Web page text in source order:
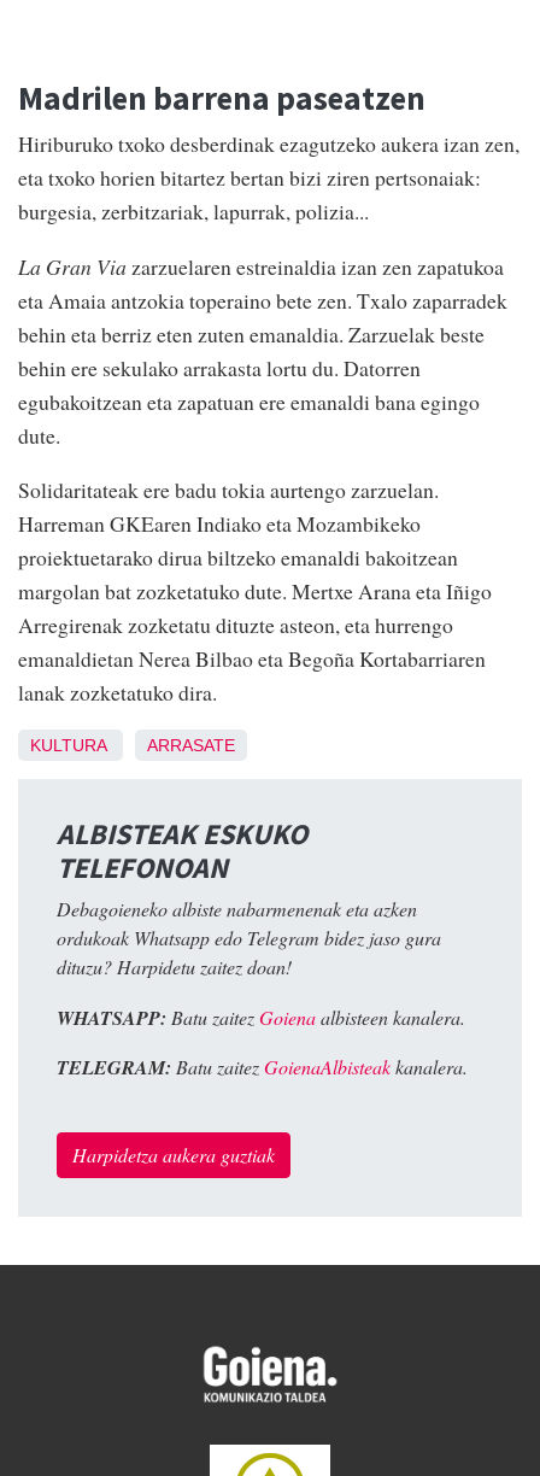
Madrilen barrena paseatzen
Hiriburuko txoko desberdinak ezagutzeko aukera izan zen,
eta txoko horien bitartez bertan bizi ziren pertsonaiak:
burgesia, zerbitzariak, lapurrak, polizia...
La Gran Via zarzuelaren estreinaldia izan zen zapatukoa
eta Amaia antzokia toperaino bete zen. Txalo zaparradek
behin eta berriz eten zuten emanaldia. Zarzuelak beste
behin ere sekulako arrakasta lortu du. Datorren
egubakoitzean eta zapatuan ere emanaldi bana egingo
dute.
Solidaritateak ere badu tokia aurtengo zarzuelan.
Harreman GKEaren Indiako eta Mozambikeko
proiektuetarako dirua biltzeko emanaldi bakoitzean
margolan bat zozketatuko dute. Mertxe Arana eta Iñigo
Arregirenak zozketatu dituzte asteon, eta hurrengo
emanaldietan Nerea Bilbao eta Begoña Kortabarriaren
lanak zozketatuko dira.
KULTURA ARRASATE
ALBISTEAK ESKUKO
TELEFONOAN
Debagoieneko albiste nabarmenenak eta azken
ordukoak Whatsapp edo Telegram bidez jaso gura
dituzu? Harpidetu zaitez doan!
WHATSAPP: Batu zaitezGoienaalbisteen kanalera.
TELEGRAM: Batu zaitezGoienaAlbisteakkanalera.
Harpidetza aukera guztiak